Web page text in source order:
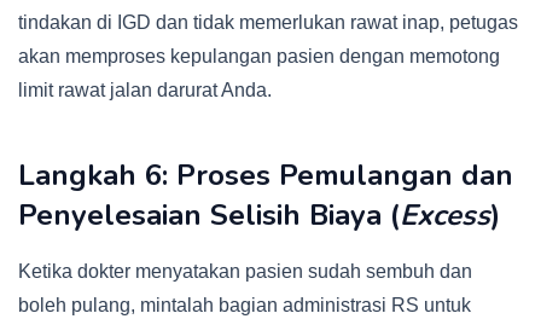
tindakan di IGD dan tidak memerlukan rawat inap, petugas
akan memproses kepulangan pasien dengan memotong
limit rawat jalan darurat Anda.
Langkah 6: Proses Pemulangan dan
Penyelesaian Selisih Biaya (Excess)
Ketika dokter menyatakan pasien sudah sembuh dan
boleh pulang, mintalah bagian administrasi RS untuk